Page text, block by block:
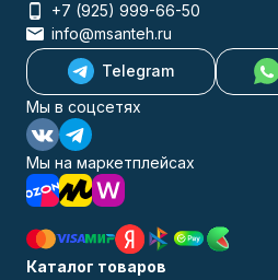
+7 (925) 999-66-50
info@msanteh.ru
Telegram
Мы в соцсетях
Мы на маркетплейсах
Каталог товаров